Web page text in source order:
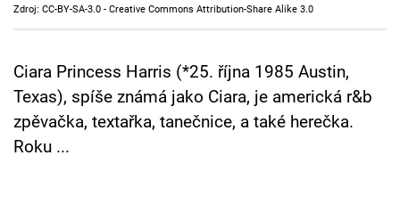
Cool Esport
Pořady
TV Program
Sledujte prima+
Zdroj: CC-BY-SA-3.0 - Creative Commons Attribution-Share Alike 3.0
Ciara Princess Harris (*25. října 1985 Austin,
Texas), spíše známá jako Ciara, je americká r&b
zpěvačka, textařka, tanečnice, a také herečka.
Roku ...